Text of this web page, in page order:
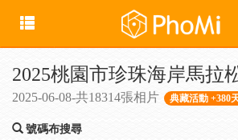
2025桃園市珍珠海岸馬拉
2025-06-08-共18314張相片 典藏活動 +380
號碼布搜尋